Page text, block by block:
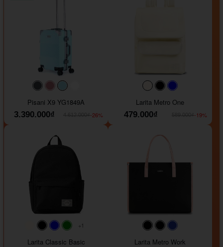
#40454a#b76e79
#9ad8e7
Pisani X9 YG1849A
3.390.000₫
-26%
#faf0e6#000000
Larita Metro One
479.000₫
-19%
#faf0e6
#000000#0000FF#008000
+1
Larita Classic Basic
#000000#000000
Larita Metro Work